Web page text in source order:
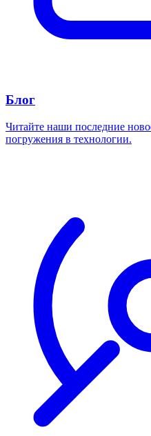
Блог
Читайте наши последние
погружения в технологии.